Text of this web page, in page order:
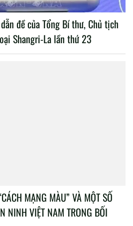
đề của Tổng Bí thư, Chủ tịch
Shangri-La lần thứ 23
MẠNG MÀU” VÀ MỘT SỐ
NINH VIỆT NAM TRONG BỐI